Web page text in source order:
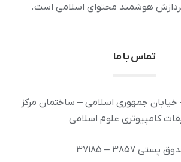
هوشمند محتوای اسلامی است.
تماس با ما
خیابان جمهوری اسلامی – ساختمان مرکز
کامپیوتری علوم اسلامی
پستی 3857 – 37185